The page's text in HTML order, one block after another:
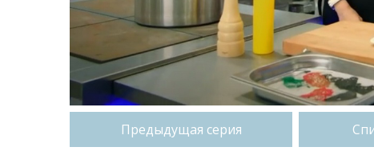
Предыдущая серия